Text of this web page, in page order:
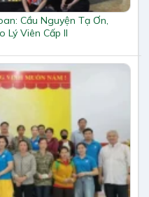
Cầu Nguyện Tạ Ơn,
Lý Viên Cấp II